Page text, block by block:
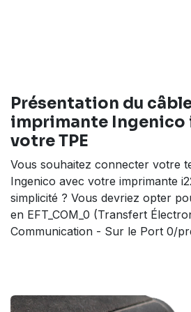
Présentation du
imprimante Ingenico
votre TPE
Vous souhaitez connecter votre
Ingenico avec votre imprimante
simplicité ? Vous devriez opter
en EFT_COM_0 (Transfert
Communication - Sur le Port 0/